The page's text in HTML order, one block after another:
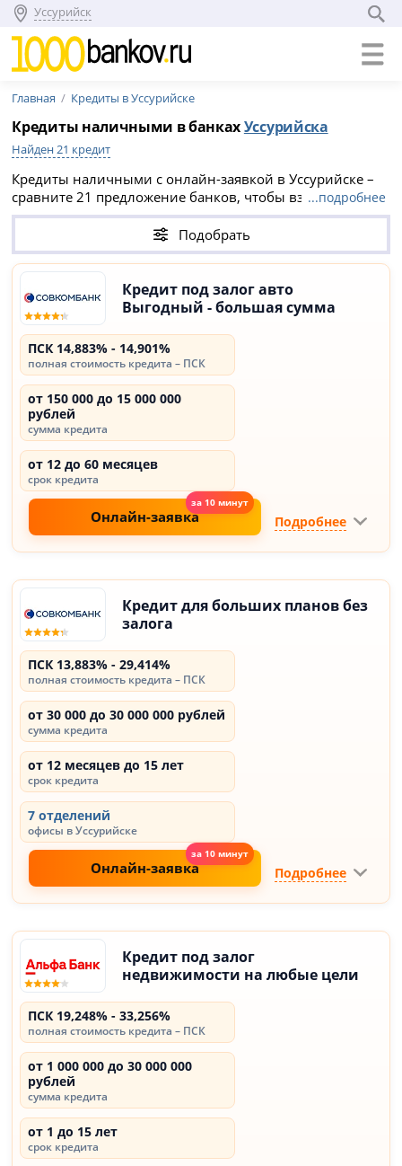
Уссурийск
Главная Кредиты в Уссурийске
Кредиты наличными в банкахУссурийска
Найден 21 кредит
Кредиты наличными с онлайн-заявкой в Уссурийске –
сравните 21 предложение банков, чтобы взять
выгодный кредит по низкой ставке от 13.883%.
Потребительские кредиты Уссурийска с лучшим
одобрением на август 2026:Совкомбанк,Совкомбанк,
Альфа-Банк.
...подробнее
Подобрать
Кредит под залог авто
Выгодный - большая сумма
ПСК 14,883% - 14,901%
полная стоимость кредита – ПСК
от 150 000 до 15 000 000
рублей
сумма кредита
от 12 до 60 месяцев
срок кредита
Онлайн-заявка Подробнее
Кредит для больших планов без
залога
ПСК 13,883% - 29,414%
полная стоимость кредита – ПСК
от 30 000 до 30 000 000 рублей
сумма кредита
от 12 месяцев до 15 лет
срок кредита
7 отделений
офисы в Уссурийске
Онлайн-заявка Подробнее
Кредит под залог
недвижимости на любые цели
ПСК 19,248% - 33,256%
полная стоимость кредита – ПСК
от 1 000 000 до 30 000 000
рублей
сумма кредита
от 1 до 15 лет
срок кредита